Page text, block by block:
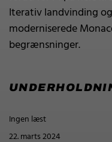
Iterativ landvinding
moderniserede
begrænsninger.
Ingen læst
22. marts 2024